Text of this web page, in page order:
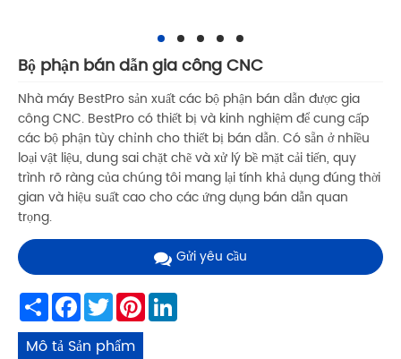
Bộ phận bán dẫn gia công CNC
Nhà máy BestPro sản xuất các bộ phận bán dẫn được gia
công CNC. BestPro có thiết bị và kinh nghiệm để cung cấp
các bộ phận tùy chỉnh cho thiết bị bán dẫn. Có sẵn ở nhiều
loại vật liệu, dung sai chặt chẽ và xử lý bề mặt cải tiến, quy
trình rõ ràng của chúng tôi mang lại tính khả dụng đúng thời
gian và hiệu suất cao cho các ứng dụng bán dẫn quan
trọng.
Gửi yêu cầu
ShareFacebook
TwitterPinterest
Mô tả Sản phẩm